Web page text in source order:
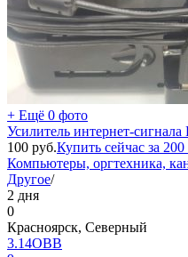
+ Ещё 0 фото
Усилитель интернет-
100 руб.Купить сейчас за 200
Компьютеры, оргтехника,
Другое/
2 дня
0
Красноярск, Северный
3.14ОВВ